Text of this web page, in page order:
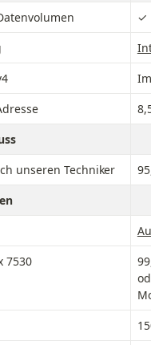
✓
unseren Techniker
7530